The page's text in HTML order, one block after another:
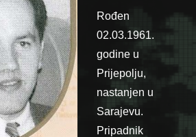
Rođen
02.03.1961.
godine u
Prijepolju,
nastanjen u
Sarajevu.
Pripadnik